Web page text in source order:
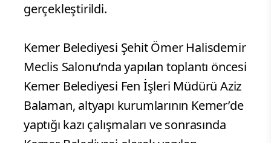
gerçekleştirildi.
Kemer Belediyesi Şehit Ömer Halisdemir
Meclis Salonu’nda yapılan toplantı öncesi
Kemer Belediyesi Fen İşleri Müdürü Aziz
Balaman, altyapı kurumlarının Kemer’de
yaptığı kazı çalışmaları ve sonrasında